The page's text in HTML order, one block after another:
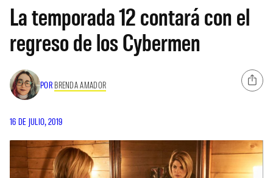
La temporada 12 contará con el
regreso de los Cybermen
POR BRENDA AMADOR
16 DE JULIO, 2019